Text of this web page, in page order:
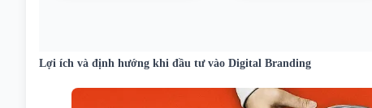
Lợi ích và định hướng khi đầu tư vào Digital Branding